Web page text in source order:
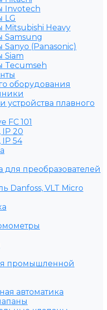
Invotech
LG
Heavy
Samsung
(Panasonic)
Siam
Tecumseh
оборудования
устройства плавного
FC 101
IP 20
IP 54
для преобразователей
Danfoss, VLT Micro
промышленной
автоматика